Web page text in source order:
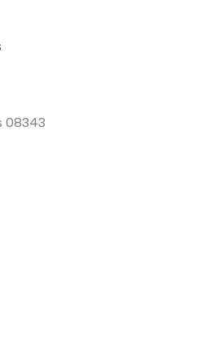
08343